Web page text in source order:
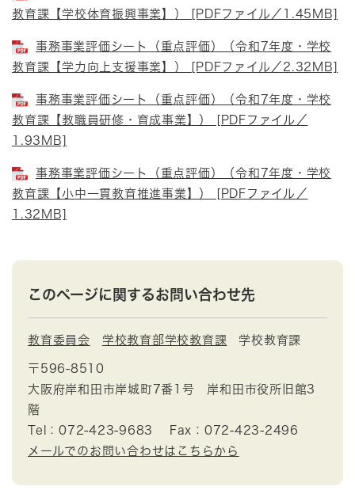
教育課【学校体育振興事業】） [PDFファイル／1.45MB]
事務事業評価シート（重点評価）（令和7年度・学校
教育課【学力向上支援事業】） [PDFファイル／2.32MB]
事務事業評価シート（重点評価）（令和7年度・学校
教育課【教職員研修・育成事業】） [PDFファイル／
1.93MB]
事務事業評価シート（重点評価）（令和7年度・学校
教育課【小中一貫教育推進事業】） [PDFファイル／
1.32MB]
このページに関するお問い合わせ先
教育委員会 学校教育部学校教育課 学校教育課
〒596-8510
大阪府岸和田市岸城町7番1号 岸和田市役所旧館3
階
Tel：072-423-9683
Fax：072-423-2496
メールでのお問い合わせはこちらから